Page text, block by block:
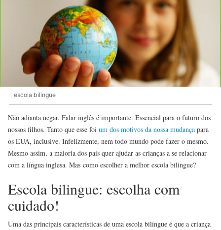
escola bilingue
Não adianta negar. Falar inglês é importante. Essencial para o futuro dos
nossos filhos. Tanto que esse foi um dos motivos da nossa mudança para
os EUA, inclusive. Infelizmente, nem todo mundo pode fazer o mesmo.
Mesmo assim, a maioria dos pais quer ajudar as crianças a se relacionar
com a língua inglesa. Mas como escolher a melhor escola bilingue?
Escola bilingue: escolha com
cuidado!
Uma das principais características de uma escola bilíngue é que a criança